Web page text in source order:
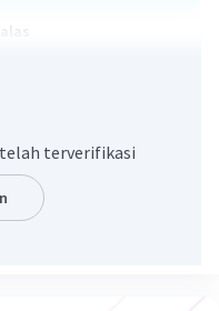
telah terverifikasi